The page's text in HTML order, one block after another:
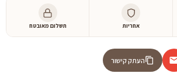
אחריות תשלום מאובטח
העתק קישור